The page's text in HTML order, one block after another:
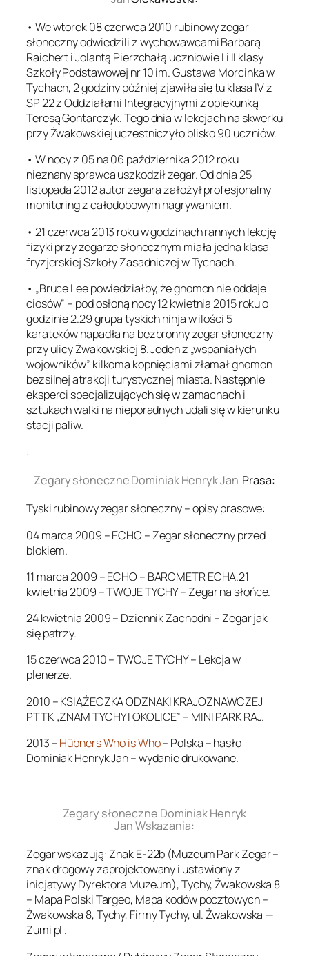
• We wtorek 08 czerwca 2010 rubinowy zegar
słoneczny odwiedzili z wychowawcami Barbarą
Raichert i Jolantą Pierzchałą uczniowie I i II klasy
Szkoły Podstawowej nr 10 im. Gustawa Morcinka w
Tychach, 2 godziny później zjawiła się tu klasa IV z
SP 22 z Oddziałami Integracyjnymi z opiekunką
Teresą Gontarczyk. Tego dnia w lekcjach na skwerku
przy Żwakowskiej uczestniczyło blisko 90 uczniów.
• W nocy z 05 na 06 października 2012 roku
nieznany sprawca uszkodził zegar. Od dnia 25
listopada 2012 autor zegara założył profesjonalny
monitoring z całodobowym nagrywaniem.
• 21 czerwca 2013 roku w godzinach rannych lekcję
fizyki przy zegarze słonecznym miała jedna klasa
fryzjerskiej Szkoły Zasadniczej w Tychach.
• „Bruce Lee powiedziałby, że gnomon nie oddaje
ciosów” – pod osłoną nocy 12 kwietnia 2015 roku o
godzinie 2.29 grupa tyskich ninja w ilości 5
karateków napadła na bezbronny zegar słoneczny
przy ulicy Żwakowskiej 8. Jeden z „wspaniałych
wojowników” kilkoma kopnięciami złamał gnomon
bezsilnej atrakcji turystycznej miasta. Następnie
eksperci specjalizujących się w zamachach i
sztukach walki na nieporadnych udali się w kierunku
stacji paliw.
.
Zegary słoneczne Dominiak Henryk Jan Prasa:
Tyski rubinowy zegar słoneczny – opisy prasowe:
04 marca 2009 – ECHO – Zegar słoneczny przed
blokiem.
11 marca 2009 – ECHO – BAROMETR ECHA.21
kwietnia 2009 – TWOJE TYCHY – Zegar na słońce.
24 kwietnia 2009 – Dziennik Zachodni – Zegar jak
się patrzy.
15 czerwca 2010 – TWOJE TYCHY – Lekcja w
plenerze.
2010 – KSIĄŻECZKA ODZNAKI KRAJOZNAWCZEJ
PTTK „ZNAM TYCHY I OKOLICE” – MINI PARK RAJ.
2013 –Hübners Who is Who– Polska – hasło
Dominiak Henryk Jan – wydanie drukowane.
Zegary słoneczne Dominiak Henryk
Jan Wskazania:
Zegar wskazują: Znak E-22b (Muzeum Park Zegar –
znak drogowy zaprojektowany i ustawiony z
inicjatywy Dyrektora Muzeum), Tychy, Żwakowska 8
– Mapa Polski Targeo, Mapa kodów pocztowych –
Żwakowska 8, Tychy, Firmy Tychy, ul. Żwakowska —
Zumi pl .